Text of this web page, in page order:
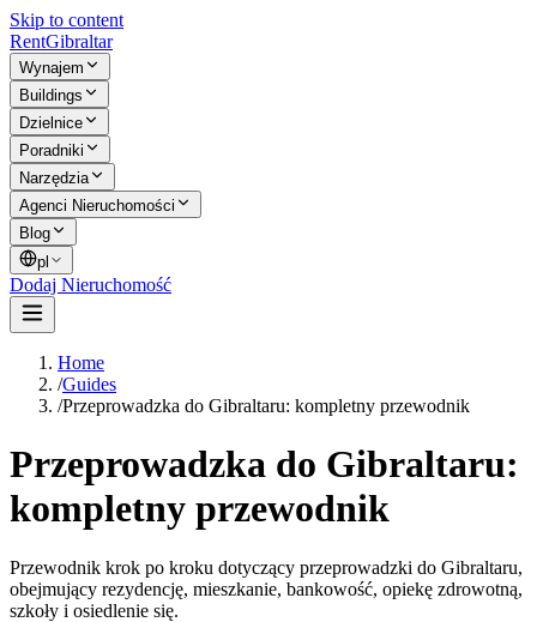
Skip to content
RentGibraltar
Wynajem
Buildings
Dzielnice
Poradniki
Narzędzia
Agenci Nieruchomości
Blog
pl
Dodaj Nieruchomość
Home
/Guides
/Przeprowadzka do Gibraltaru: kompletny przewodnik
Przeprowadzka do Gibraltaru:
kompletny przewodnik
Przewodnik krok po kroku dotyczący przeprowadzki do Gibraltaru,
obejmujący rezydencję, mieszkanie, bankowość, opiekę zdrowotną,
szkoły i osiedlenie się.